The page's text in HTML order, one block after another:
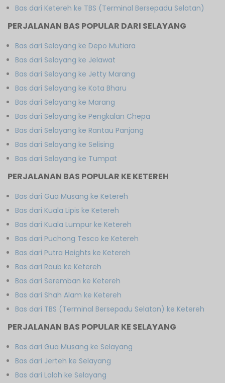
Bas dari Ketereh ke TBS (Terminal Bersepadu Selatan)
PERJALANAN BAS POPULAR DARI SELAYANG
Bas dari Selayang ke Depo Mutiara
Bas dari Selayang ke Jelawat
Bas dari Selayang ke Jetty Marang
Bas dari Selayang ke Kota Bharu
Bas dari Selayang ke Marang
Bas dari Selayang ke Pengkalan Chepa
Bas dari Selayang ke Rantau Panjang
Bas dari Selayang ke Selising
Bas dari Selayang ke Tumpat
PERJALANAN BAS POPULAR KE KETEREH
Bas dari Gua Musang ke Ketereh
Bas dari Kuala Lipis ke Ketereh
Bas dari Kuala Lumpur ke Ketereh
Bas dari Puchong Tesco ke Ketereh
Bas dari Putra Heights ke Ketereh
Bas dari Raub ke Ketereh
Bas dari Seremban ke Ketereh
Bas dari Shah Alam ke Ketereh
Bas dari TBS (Terminal Bersepadu Selatan) ke Ketereh
PERJALANAN BAS POPULAR KE SELAYANG
Bas dari Gua Musang ke Selayang
Bas dari Jerteh ke Selayang
Bas dari Laloh ke Selayang